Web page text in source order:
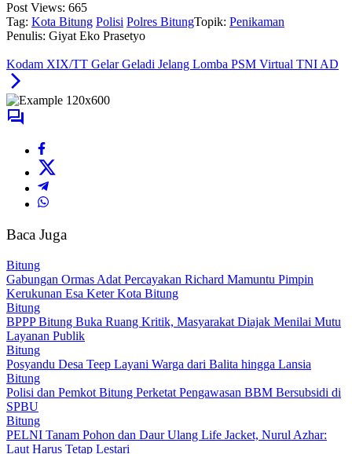
Post Views: 665
Tag: Kota Bitung Polisi Polres BitungTopik: Penikaman
Penulis: Giyat Eko Prasetyo
Kodam XIX/TT Gelar Geladi Jelang Lomba PSM Virtual TNI AD
Baca Juga
Bitung
Gabungan Ormas Adat Percayakan Richard Mamuntu Pimpin
Kerukunan Esa Keter Kota Bitung
Bitung
BPPP Bitung Buka Ruang Kritik, Masyarakat Diajak Menilai Mutu
Layanan Publik
Bitung
Posyandu Desa Teep Layani Warga dari Balita hingga Lansia
Bitung
Polisi dan Pemkot Bitung Perketat Pengawasan BBM Bersubsidi di
SPBU
Bitung
PELNI Tanam Pohon dan Daur Ulang Life Jacket, Nurul Azhar:
Laut Harus Tetap Lestari